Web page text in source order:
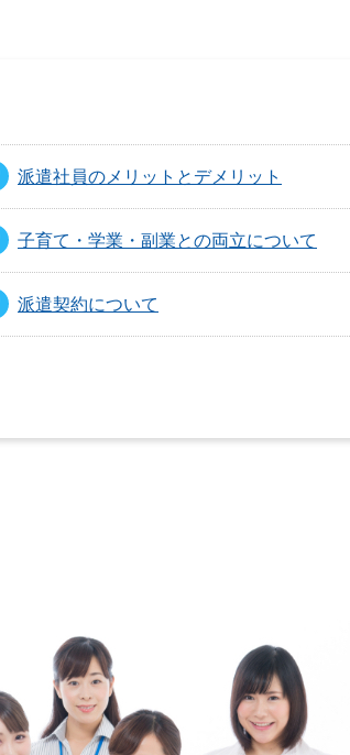
派遣社員のメリットとデメリット
子育て・学業・副業との両立について
派遣契約について